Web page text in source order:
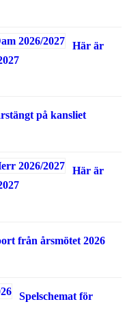
Här är
på kansliet
Här är
från årsmötet 2026
Spelschemat för